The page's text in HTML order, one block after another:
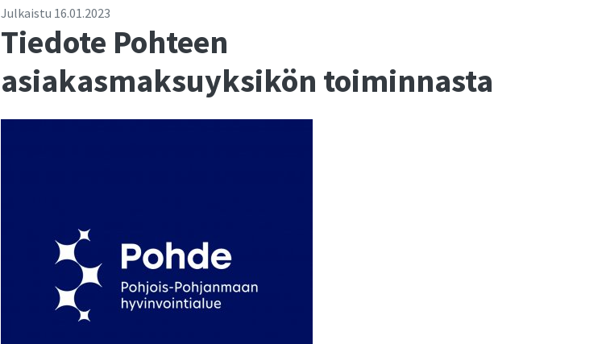
Julkaistu 16.01.2023
Tiedote Pohteen
asiakasmaksuyksikön toiminnasta